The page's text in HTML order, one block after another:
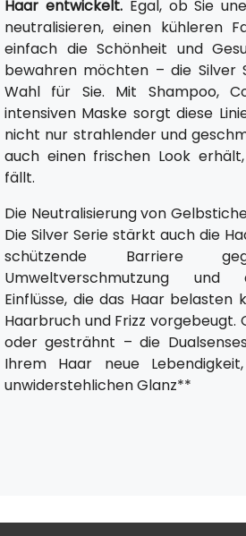
Haar entwickelt.Egal, ob Sie
neutralisieren, einen kühleren
einfach die Schönheit und
bewahren möchten – die Silver
Wahl für Sie. Mit Shampoo,
intensiven Maske sorgt diese
nicht nur strahlender und
auch einen frischen Look
fällt.
Die Neutralisierung von
Die Silver Serie stärkt auch die
schützende Barriere
Umweltverschmutzung und
Einflüsse, die das Haar belasten
Haarbruch und Frizz
oder gesträhnt – die
Ihrem Haar neue
unwiderstehlichen Glanz**